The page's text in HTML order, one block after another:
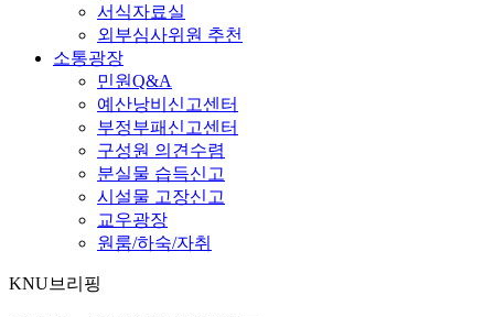
서식자료실
외부심사위원 추천
소통광장
민원Q&A
예산낭비신고센터
부정부패신고센터
구성원 의견수렴
분실물 습득신고
시설물 고장신고
교우광장
원룸/하숙/자취
KNU브리핑